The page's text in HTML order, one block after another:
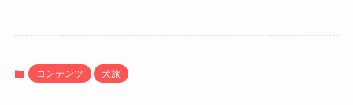
コンテンツ 犬旅